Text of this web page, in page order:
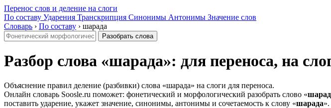
Перенос слов и деление на слоги
По составу Ударения Транскрипция Синонимы Антонимы Значение слов
Словарь › По составу › шарада
Разобрать слова
Разбор слова «шарада»: для переноса, на
Объяснение правил деление (разбивки) слова «шарада» на слоги для переноса.
Онлайн словарь Soosle.ru поможет: фонетический и морфологический разобрать слово «
поставить ударение, укажет значение, синонимы, антонимы и сочетаемость к слову «шарада».